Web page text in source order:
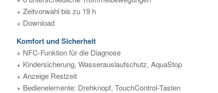
+ Zeitvorwahl bis zu 19 h
+ Download
Komfort und Sicherheit
+ NFC-Funktion für die Diagnose
+ Kindersicherung, Wasserauslaufschutz, AquaStop
+ Anzeige Restzeit
+ Bedienelemente: Drehknopf, TouchControl-Tasten